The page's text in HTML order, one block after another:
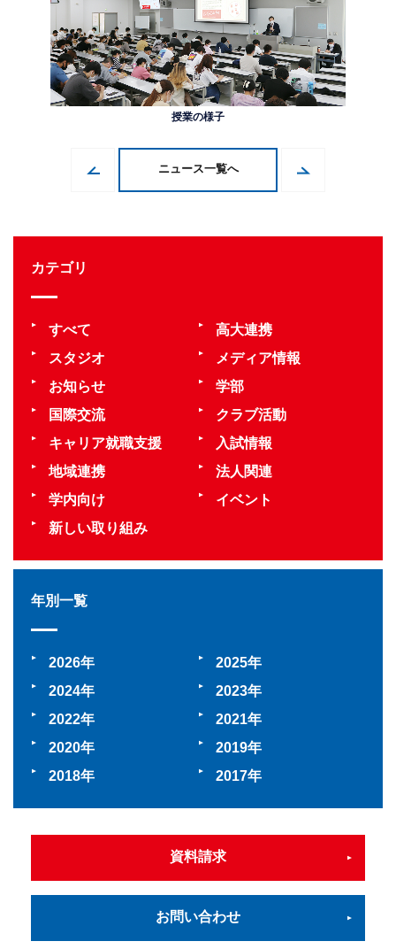
授業の様子
ニュース一覧へ
カテゴリ
すべて
高大連携
スタジオ
メディア情報
お知らせ
学部
国際交流
クラブ活動
キャリア就職支援
入試情報
地域連携
法人関連
学内向け
イベント
新しい取り組み
年別一覧
2026
2025
2024
2023
2022
2021
2020
2019
2018
2017
資料請求
お問い合わせ